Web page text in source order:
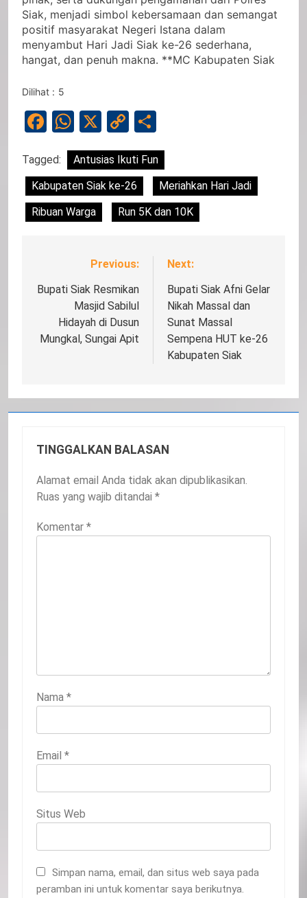
Siak, menjadi simbol kebersamaan dan semangat
positif masyarakat Negeri Istana dalam
menyambut Hari Jadi Siak ke-26 sederhana,
hangat, dan penuh makna. **MC Kabupaten Siak
Dilihat : 5
Facebook
WhatsApp
X
Copy
Tagged:
Antusias Ikuti Fun
Kabupaten Siak ke-26
Meriahkan Hari Jadi
Ribuan Warga
Run 5K dan 10K
Navigasi
pos
Previous:
Bupati Siak Resmikan
Masjid Sabilul
Hidayah di Dusun
Mungkal, Sungai Apit
Next:
Bupati Siak Afni Gelar
Nikah Massal dan
Sunat Massal
Sempena HUT ke-26
Kabupaten Siak
TINGGALKAN BALASAN
Alamat email Anda tidak akan dipublikasikan.
Ruas yang wajib ditandai *
Komentar *
Nama *
Email *
Situs Web
Simpan nama, email, dan situs web saya pada
peramban ini untuk komentar saya berikutnya.